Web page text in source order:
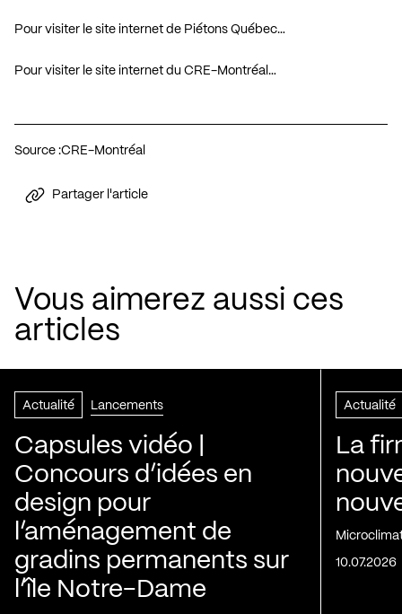
Pour visiter le site internet de Piétons Québec…
Pour visiter le site internet du CRE-Montréal…
Source :CRE-Montréal
Partager l'article
Vous aimerez aussi ces
articles
Actualité Lancements
Capsules vidéo |
Concours d’idées en
design pour
l’aménagement de
gradins permanents sur
l’île Notre-Dame
Actualité
La
10.07.2026